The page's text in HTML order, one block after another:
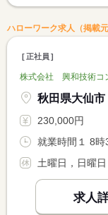
ハローワーク求人（掲載
正社員
株式会社 興和技術コ
秋田県大仙市
230,000円
就業時間１ 8
土曜日，日曜
求人